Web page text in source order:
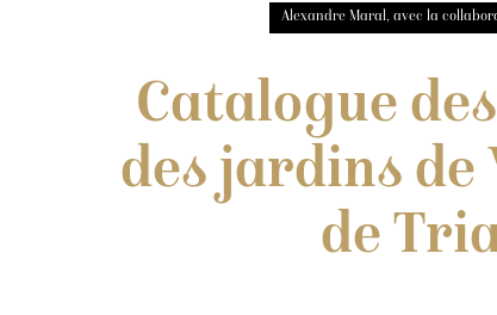
Alexandre Maral, avec la
Catalogue
des jardins de
de